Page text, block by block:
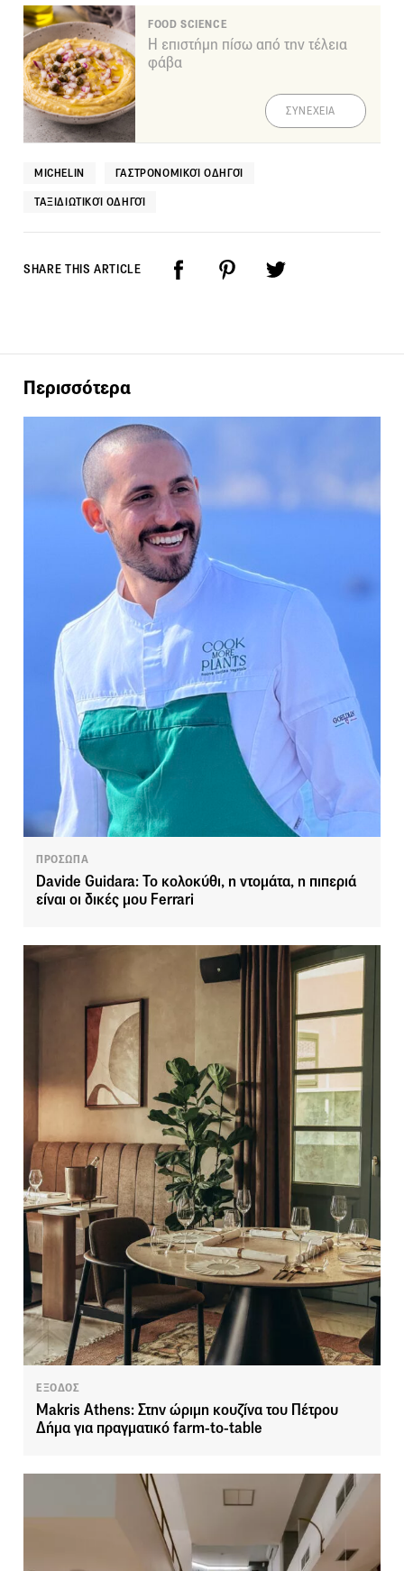
FOOD SCIENCE
Η επιστήμη πίσω από την τέλεια
φάβα
ΣΥΝΕΧΕΙΑ
MICHELIN ΓΑΣΤΡΟΝΟΜΙΚΟΊ ΟΔΗΓΟΊ
ΤΑΞΙΔΙΩΤΙΚΟΊ ΟΔΗΓΟΊ
SHARE THIS ARTICLE
Περισσότερα
ΠΡΟΣΩΠΑ
Davide Guidara: Το κολοκύθι, η ντομάτα, η πιπεριά
είναι οι δικές μου Ferrari
ΕΞΟΔΟΣ
Makris Athens: Στην ώριμη κουζίνα του Πέτρου
Δήμα για πραγματικό farm-to-table